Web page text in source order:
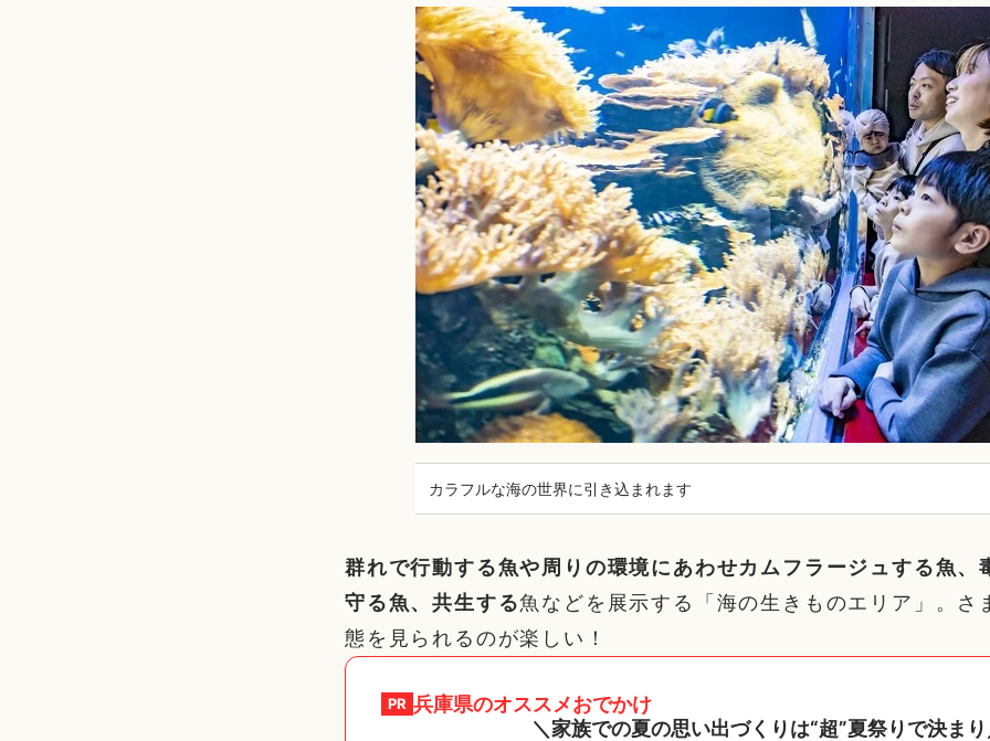
カラフルな海の世界に引き込まれます
群れで行動する魚や周りの環境にあわせカムフラージュする魚、
守る魚、共生する魚などを展示する「海の生きものエリア」。さ
態を見られるのが楽しい！
PR 兵庫県のオススメおでかけ
＼家族での夏の思い出づくりは“超”夏祭りで決ま